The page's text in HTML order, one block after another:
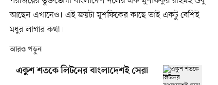
আছেন এখানেও। এই জয়টা মুশফিকের কাছে তাই একটু বেশিই
মধুর লাগার কথা।
আরও পড়ুন
একুশ শতকে লিটনের বাংলাদেশই সেরা